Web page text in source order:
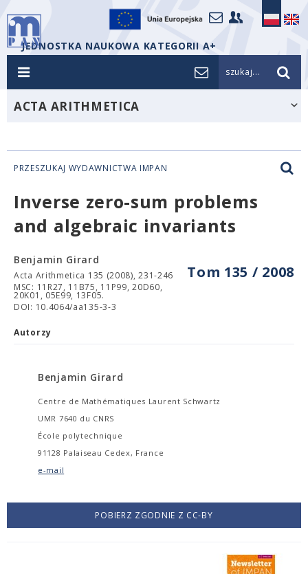
JEDNOSTKA NAUKOWA KATEGORII A+
szukaj...
ACTA ARITHMETICA
PRZESZUKAJ WYDAWNICTWA IMPAN
Inverse zero-sum problems
and algebraic invariants
Tom 135 / 2008
Benjamin Girard
Acta Arithmetica 135 (2008), 231-246
MSC: 11R27, 11B75, 11P99, 20D60,
20K01, 05E99, 13F05.
DOI: 10.4064/aa135-3-3
Autorzy
Benjamin Girard
Centre de Mathématiques Laurent Schwartz
UMR 7640 du CNRS
École polytechnique
91128 Palaiseau Cedex, France
e-mail
POBIERZ ZGODNIE Z CC-BY